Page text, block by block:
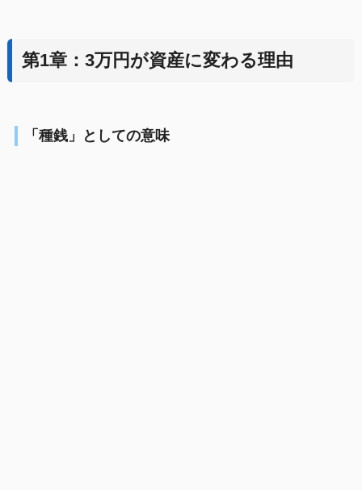
第1章：3万円が資産に変わる理由
「種銭」としての意味